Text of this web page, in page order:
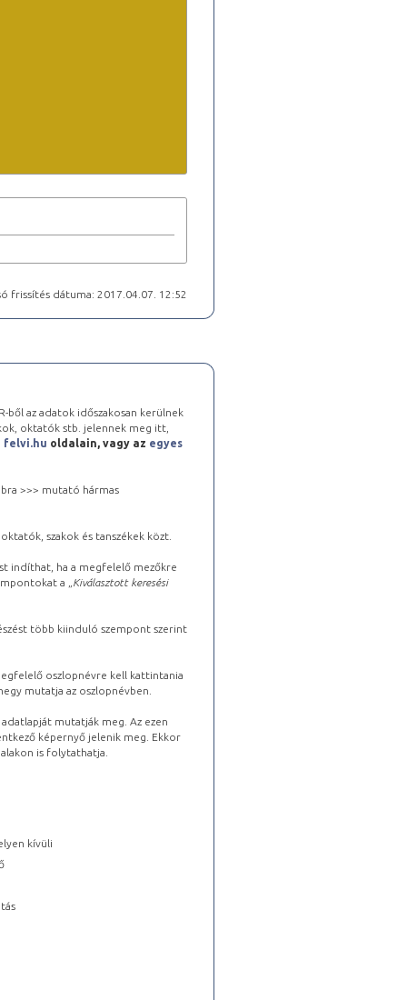
frissítés dátuma: 2017.04.07. 12:52
ből az adatok időszakosan kerülnek
oktatók stb. jelennek meg itt,
felvi.hu oldalain, vagy az egyes
>>> mutató hármas
szakok és tanszékek közt.
indíthat, ha a megfelelő mezőkre
a „ Kiválasztott keresési
több kiinduló szempont szerint
oszlopnévre kell kattintania
mutatja az oszlopnévben.
mutatják meg. Az ezen
képernyő jelenik meg. Ekkor
is folytathatja.
kívüli